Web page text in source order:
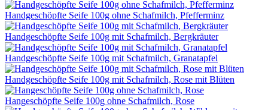
Handgeschöpfte Seife 100g ohne Schafmilch, Pfefferminz
Handgeschöpfte Seife 100g mit Schafmilch, Bergkräuter
Handgeschöpfte Seife 100g mit Schafmilch, Granatapfel
Handgeschöpfte Seife 100g mit Schafmilch, Rose mit Blüten
Hangeschöpfte Seife 100g ohne Schafmilch, Rose